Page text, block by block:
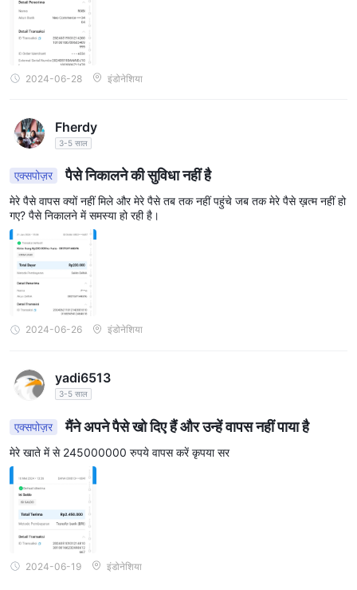
2024-06-28 इंडोनेशिया
Fherdy
3-5 साल
एक्सपोज़र पैसे निकालने की सुविधा नहीं है
मेरे पैसे वापस क्यों नहीं मिले और मेरे पैसे तब तक नहीं पहुंचे जब तक मेरे पैसे ख़त्म नहीं हो
गए? पैसे निकालने में समस्या हो रही है।
2024-06-26 इंडोनेशिया
yadi6513
3-5 साल
एक्सपोज़र मैंने अपने पैसे खो दिए हैं और उन्हें वापस नहीं पाया है
मेरे खाते में से 245000000 रुपये वापस करें कृपया सर
2024-06-19 इंडोनेशिया